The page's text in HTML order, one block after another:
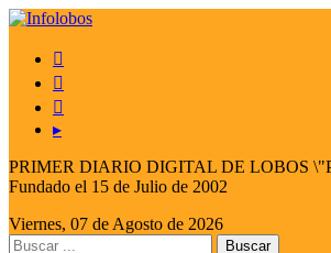



▸
PRIMER DIARIO DIGITAL DE LOBOS
Fundado el 15 de Julio de 2002
Viernes, 07 de Agosto de 2026